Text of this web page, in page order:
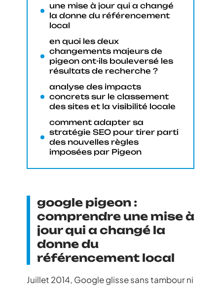
une mise à jour qui a changé
la donne du référencement
local
en quoi les deux
changements majeurs de
pigeon ont-ils bouleversé les
résultats de recherche ?
analyse des impacts
concrets sur le classement
des sites et la visibilité locale
comment adapter sa
stratégie SEO pour tirer parti
des nouvelles règles
imposées par Pigeon
google pigeon :
comprendre une mise à
jour qui a changé la
donne du
référencement local
Juillet 2014, Google glisse sans tambour ni